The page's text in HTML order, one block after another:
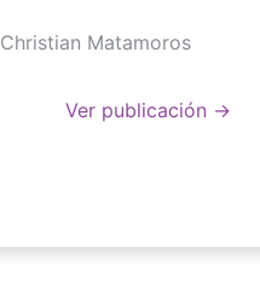
Christian Matamoros
Ver publicación →